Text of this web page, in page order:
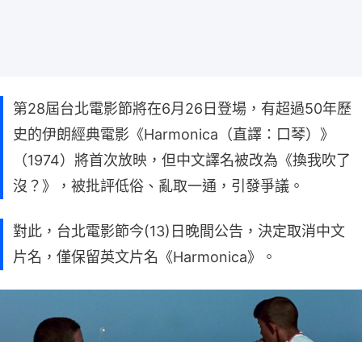
第28屆台北電影節將在6月26日登場，有超過50年歷
史的伊朗經典電影《Harmonica（直譯：口琴）》
（1974）將首次放映，但中文譯名被改為《換我吹了
沒？》，被批評低俗、亂取一通，引發爭議。
對此，台北電影節今(13)日晚間公告，決定取消中文
片名，僅保留英文片名《Harmonica》。